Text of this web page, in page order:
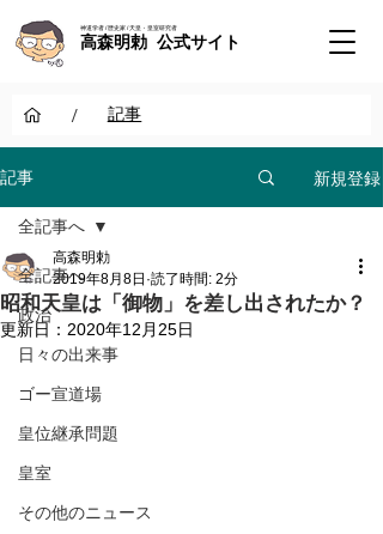
神道学者 / 歴史家 / 天皇・皇室研究者
高森明勅 公式サイト
/ 記事
記事 新規登録
全記事へ
政治
日々の出来事
ゴー宣道場
皇位継承問題
皇室
その他のニュース
全記事へ
昭和天皇は「御物」を差し出されたか？
高森明勅
2019年8月8日 読了時間: 2分
更新日： 2020年12月25日